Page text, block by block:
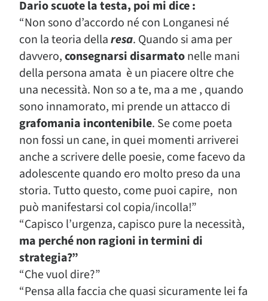
Dario scuote la testa, poi mi dice :
“Non sono d’accordo né con Longanesi né
con la teoria dellaresa. Quando si ama per
davvero,consegnarsi disarmatonelle mani
della persona amata è un piacere oltre che
una necessità. Non so a te, ma a me , quando
sono innamorato, mi prende un attacco di
grafomania incontenibile. Se come poeta
non fossi un cane, in quei momenti arriverei
anche a scrivere delle poesie, come facevo da
adolescente quando ero molto preso da una
storia. Tutto questo, come puoi capire, non
può manifestarsi col copia/incolla!”
“Capisco l’urgenza, capisco pure la necessità,
ma perché non ragioni in termini di
strategia?”
“Che vuol dire?”
“Pensa alla faccia che quasi sicuramente lei fa